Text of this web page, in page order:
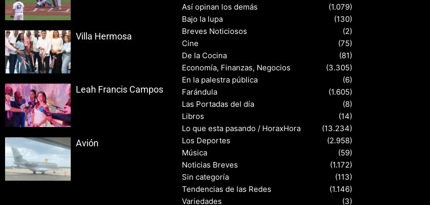
Villa Hermosa
Leah Francis Campos
Avión
Así opinan los demás
(1.079)
Bajo la lupa
(130)
Breves Noticiosos
(2)
Cine
(75)
De la Cocina
(81)
Economía, Finanzas, Negocios
(3.305)
En la palestra pública
(6)
Farándula
(1.605)
Las Portadas del día
(8)
Libros
(14)
Lo que esta pasando / HoraxHora
(13.234)
Los Deportes
(2.958)
Música
(59)
Noticias Breves
(1.172)
Sin categoría
(113)
Tendencias de las Redes
(1.146)
Variedades
(3)